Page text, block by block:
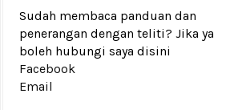
Sudah membaca panduan dan
penerangan dengan teliti? Jika ya
boleh hubungi saya disini
Facebook
Email